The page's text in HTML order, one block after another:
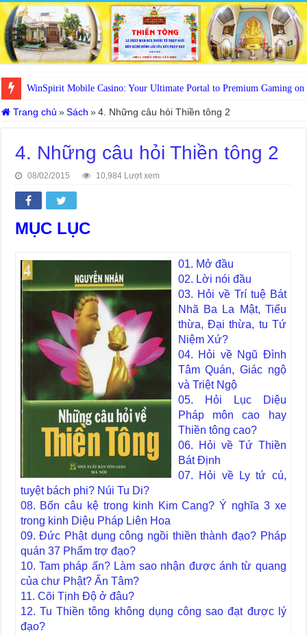
WinSpirit Mobile Casino: Your Ultimate Portal to Premium Gaming on
Trang chủ » Sách » 4. Những câu hỏi Thiền tông 2
4. Những câu hỏi Thiền tông 2
08/02/2015 10,984 Lượt xem
MỤC LỤC
01. Mở đầu
02. Lời nói đầu
03. Hỏi về Trí tuệ Bát
Nhã Ba La Mật, Tiểu
thừa, Đại thừa, tu Tứ
Niệm Xứ?
04. Hỏi về Ngũ Đình
Tâm Quán, Giác ngộ
và Triệt Ngộ
05. Hỏi Lục Diệu
Pháp môn cao hay
Thiền tông cao?
06. Hỏi về Tứ Thiền
Bát Định
07. Hỏi về Ly tứ cú,
tuyệt bách phi? Núi Tu Di?
08. Bốn câu kệ trong kinh Kim Cang? Ý nghĩa 3 xe
trong kinh Diệu Pháp Liên Hoa
09. Đức Phật dụng công ngồi thiền thành đạo? Pháp
quán 37 Phẩm trợ đạo?
10. Tam pháp ấn? Làm sao nhận được ánh từ quang
của chư Phật? Ấn Tâm?
11. Cõi Tịnh Độ ở đâu?
12. Tu Thiền tông không dụng công sao đạt được lý
đạo?